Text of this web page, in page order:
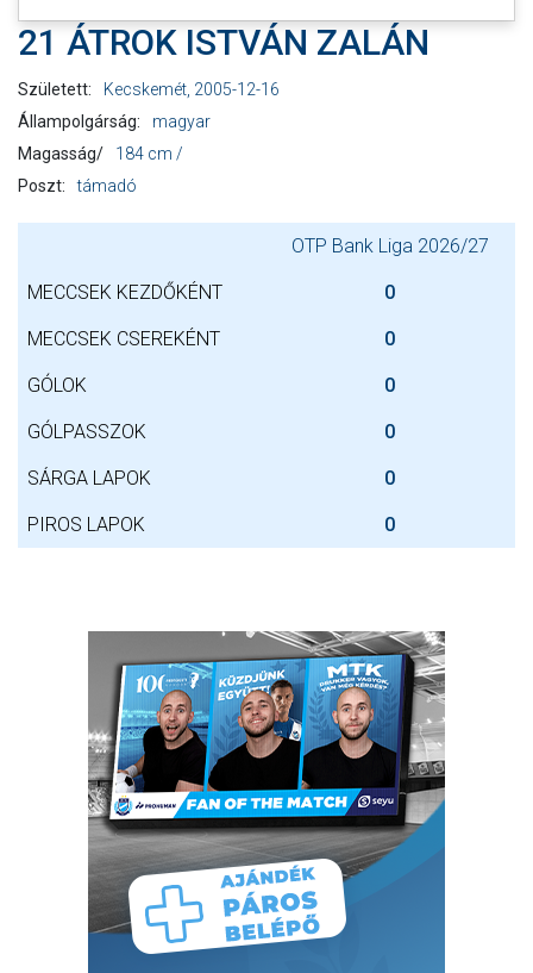
21 ÁTROK ISTVÁN ZALÁN
Született:
Kecskemét, 2005-12-16
Állampolgárság:
magyar
Magasság/
184 cm /
Poszt:
támadó
OTP Bank Liga 2026/27
MECCSEK KEZDŐKÉNT 0
MECCSEK CSEREKÉNT 0
GÓLOK 0
GÓLPASSZOK 0
SÁRGA LAPOK 0
PIROS LAPOK 0